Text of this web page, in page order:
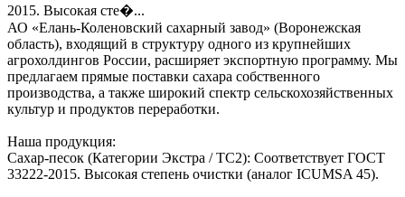
2015. Высокая сте�...
АО «Елань-Коленовский сахарный завод» (Воронежская
область), входящий в структуру одного из крупнейших
агрохолдингов России, расширяет экспортную программу. Мы
предлагаем прямые поставки сахара собственного
производства, а также широкий спектр сельскохозяйственных
культур и продуктов переработки.
Наша продукция:
Сахар-песок (Категории Экстра / ТС2): Соответствует ГОСТ
33222-2015. Высокая степень очистки (аналог ICUMSA 45).